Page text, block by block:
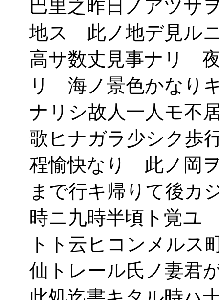
巴里之昨日ノアツサ
地ス 此ノ地デ見ル
高サ数丈見事ナリ
リ 海ノ景色かなり
ナリシ故人一人モ不
歌ヒナガラ少シク歩
程愉快なり 此ノ岡
まで行キ帰りて後
時ニ九時半頃ト覚ユ
トト云ヒコンメル
仙トレール氏ノ妻君